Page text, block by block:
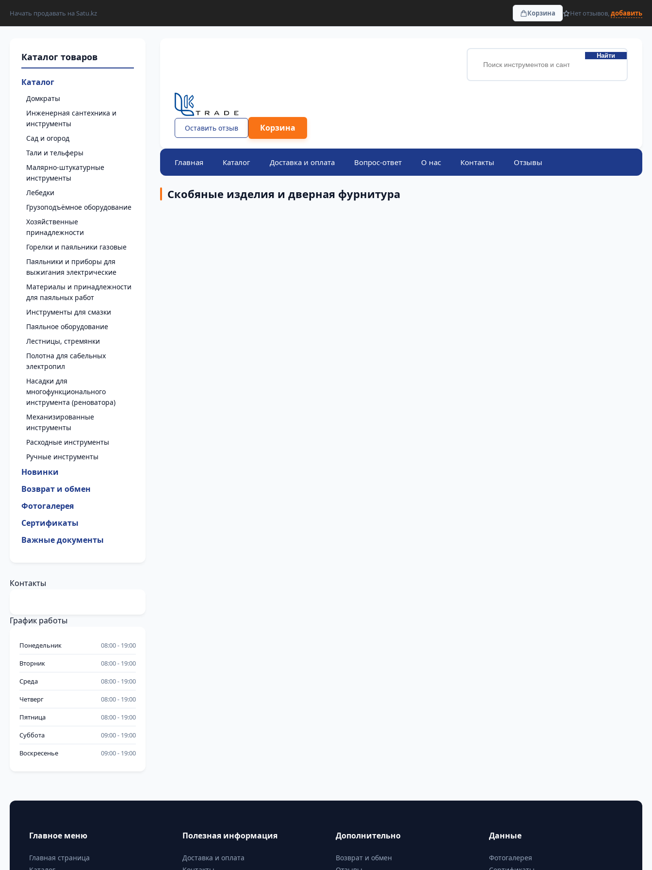
Начать продавать на Satu.kz Корзина Нет отзывов,добавить
Каталог
Домкраты
Инженерная сантехника и
инструменты
Сад и огород
Тали и тельферы
Малярно-штукатурные
инструменты
Лебедки
Грузоподъёмное оборудование
Хозяйственные
принадлежности
Горелки и паяльники газовые
Паяльники и приборы для
выжигания электрические
Материалы и принадлежности
для паяльных работ
Инструменты для смазки
Паяльное оборудование
Лестницы, стремянки
Полотна для сабельных
электропил
Насадки для
многофункционального
инструмента (реноватора)
Механизированные
инструменты
Расходные инструменты
Ручные инструменты
Новинки
Возврат и обмен
Фотогалерея
Сертификаты
Важные документы
Найти
Оставить отзыв Корзина
Главная Каталог Доставка и оплата Вопрос-ответ О нас Контакты Отзывы
Скобяные изделия и дверная фурнитура
Контакты
График работы
Понедельник 08:00 19:00
Вторник 08:00 19:00
Среда 08:00 19:00
Четверг 08:00 19:00
Пятница 08:00 19:00
Суббота 09:00 19:00
Воскресенье 09:00 19:00
Главное меню
Главная страница
Полезная информация
Доставка и оплата
Дополнительно
Возврат и обмен
Данные
Фотогалерея